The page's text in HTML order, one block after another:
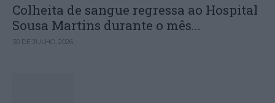
Colheita de sangue regressa ao Hospital
Sousa Martins durante o mês...
30 DE JULHO, 2026